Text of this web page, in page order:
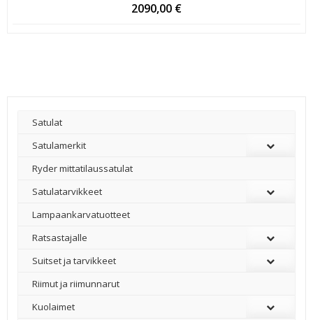
2090,00 €
Satulat
Satulamerkit
Ryder mittatilaussatulat
Satulatarvikkeet
–
Lampaankarvatuotteet
Ratsastajalle
Suitset ja tarvikkeet
Riimut ja riimunnarut
Kuolaimet